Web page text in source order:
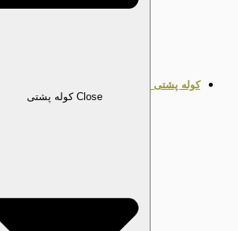
کوله پشتی
Close کوله پشتی